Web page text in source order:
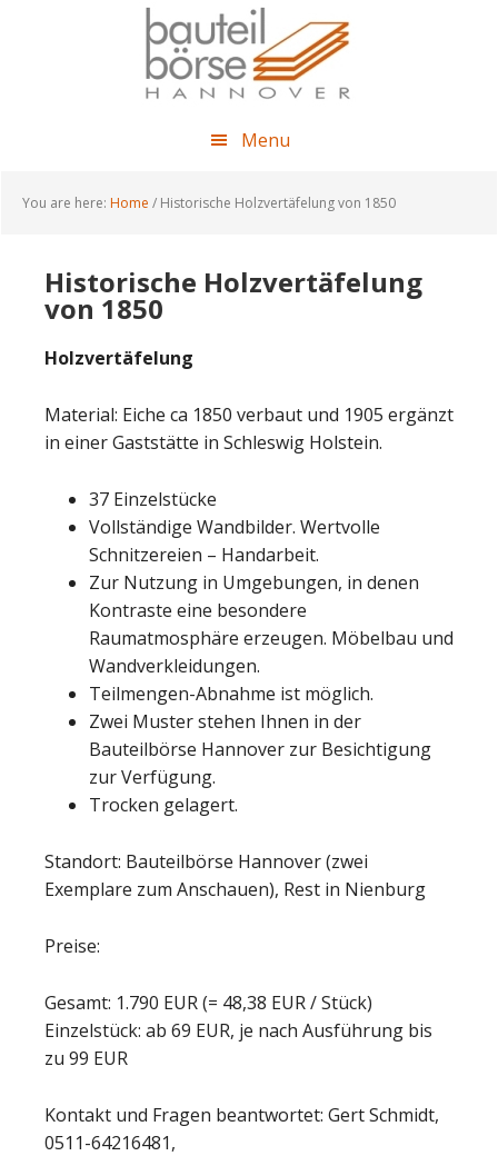
Menu
You are here: Home / Historische Holzvertäfelung von 1850
Historische Holzvertäfelung
von 1850
Holzvertäfelung
Material: Eiche ca 1850 verbaut und 1905 ergänzt
in einer Gaststätte in Schleswig Holstein.
37 Einzelstücke
Vollständige Wandbilder. Wertvolle
Schnitzereien – Handarbeit.
Zur Nutzung in Umgebungen, in denen
Kontraste eine besondere
Raumatmosphäre erzeugen. Möbelbau und
Wandverkleidungen.
Teilmengen-Abnahme ist möglich.
Zwei Muster stehen Ihnen in der
Bauteilbörse Hannover zur Besichtigung
zur Verfügung.
Trocken gelagert.
Standort: Bauteilbörse Hannover (zwei
Exemplare zum Anschauen), Rest in Nienburg
Preise:
Gesamt: 1.790 EUR (= 48,38 EUR / Stück)
Einzelstück: ab 69 EUR, je nach Ausführung bis
zu 99 EUR
Kontakt und Fragen beantwortet: Gert Schmidt,
0511-64216481,